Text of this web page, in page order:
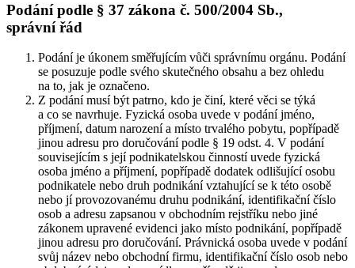
Podání podle § 37 zákona č. 500/2004 Sb.,
správní řád
Podání je úkonem směřujícím vůči správnímu orgánu. Podání
se posuzuje podle svého skutečného obsahu a bez ohledu
na to, jak je označeno.
Z podání musí být patrno, kdo je činí, které věci se týká
a co se navrhuje. Fyzická osoba uvede v podání jméno,
příjmení, datum narození a místo trvalého pobytu, popřípadě
jinou adresu pro doručování podle § 19 odst. 4. V podání
souvisejícím s její podnikatelskou činností uvede fyzická
osoba jméno a příjmení, popřípadě dodatek odlišující osobu
podnikatele nebo druh podnikání vztahující se k této osobě
nebo jí provozovanému druhu podnikání, identifikační číslo
osob a adresu zapsanou v obchodním rejstříku nebo jiné
zákonem upravené evidenci jako místo podnikání, popřípadě
jinou adresu pro doručování. Právnická osoba uvede v podání
svůj název nebo obchodní firmu, identifikační číslo osob nebo